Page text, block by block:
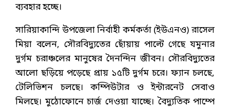
ব্যবহার হচ্ছে।
সারিয়াকান্দি উপজেলা নির্বাহী কর্মকর্তা (ইউএনও) রাসেল
মিয়া বলেন, সৌরবিদ্যুতের ছোঁয়ায় পাল্টে গেছে যমুনার
দুর্গম চরাঞ্চলের মানুষের দৈনন্দিন জীবন। সৌরবিদ্যুতের
আলো ছড়িয়ে পড়েছে প্রায় ১৫টি দুর্গম চরে। ফ্যান চলছে,
টেলিভিশন চলছে। কম্পিউটার ও ইন্টারনেট সেবাও
মিলছে। মুঠোফোনে চার্জ দেওয়া যাচ্ছে। বৈদ্যুতিক পাম্পে